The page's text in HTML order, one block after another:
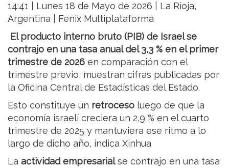
14:41 | Lunes 18 de Mayo de 2026 | La Rioja,
Argentina | Fenix Multiplataforma
El producto interno bruto (PIB) de Israel se
contrajo en una tasa anual del 3,3 % en el primer
trimestre de 2026 en comparación con el
trimestre previo, muestran cifras publicadas por
la Oficina Central de Estadísticas del Estado.
Esto constituye un retroceso luego de que la
economía israelí creciera un 2,9 % en el cuarto
trimestre de 2025 y mantuviera ese ritmo a lo
largo de dicho año, indica Xinhua
La actividad empresarialse contrajo en una tasa